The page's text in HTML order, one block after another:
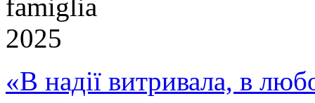
«В надії витривала, в